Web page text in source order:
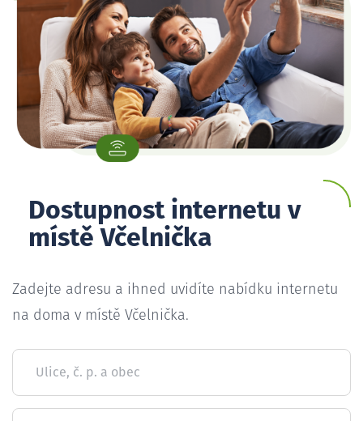
Dostupnost internetu v
místě Včelnička
Zadejte adresu a ihned uvidíte nabídku internetu
na doma v místě Včelnička.
Ulice, č. p. a obec